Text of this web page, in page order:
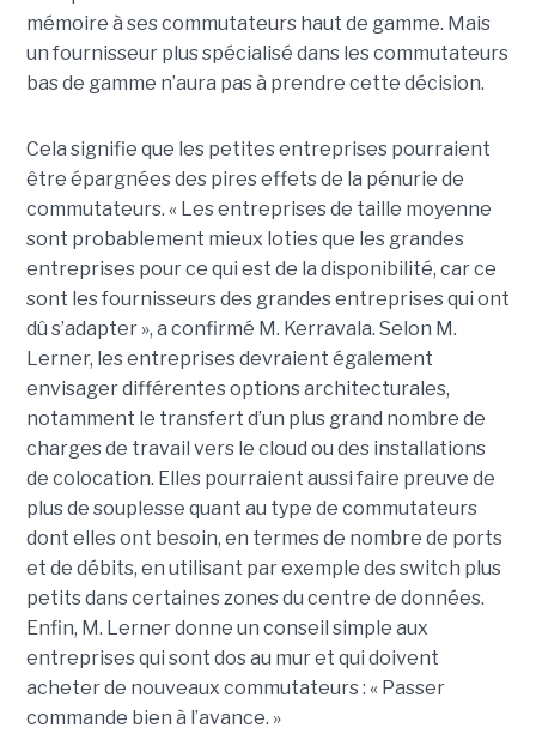
mémoire à ses commutateurs haut de gamme. Mais
un fournisseur plus spécialisé dans les commutateurs
bas de gamme n’aura pas à prendre cette décision.
Cela signifie que les petites entreprises pourraient
être épargnées des pires effets de la pénurie de
commutateurs. « Les entreprises de taille moyenne
sont probablement mieux loties que les grandes
entreprises pour ce qui est de la disponibilité, car ce
sont les fournisseurs des grandes entreprises qui ont
dû s’adapter », a confirmé M. Kerravala. Selon M.
Lerner, les entreprises devraient également
envisager différentes options architecturales,
notamment le transfert d’un plus grand nombre de
charges de travail vers le cloud ou des installations
de colocation. Elles pourraient aussi faire preuve de
plus de souplesse quant au type de commutateurs
dont elles ont besoin, en termes de nombre de ports
et de débits, en utilisant par exemple des switch plus
petits dans certaines zones du centre de données.
Enfin, M. Lerner donne un conseil simple aux
entreprises qui sont dos au mur et qui doivent
acheter de nouveaux commutateurs : « Passer
commande bien à l’avance. »